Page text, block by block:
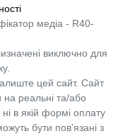
медіа - R40-
виключно для
цей сайт. Сайт
реальні та/або
в якій формі оплату
бути пов’язані з